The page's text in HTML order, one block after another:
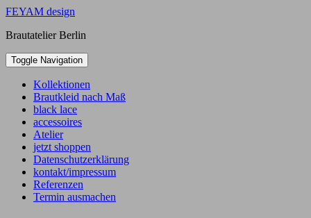
Skip
content
FEYAM design
Brautatelier Berlin
Toggle Navigation
Kollektionen
Brautkleid nach Maß
black lace
accessoires
Atelier
jetzt shoppen
Datenschutzerklärung
kontakt/impressum
Referenzen
Termin ausmachen